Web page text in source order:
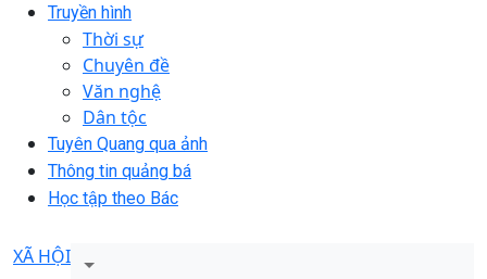
Truyền hình
Thời sự
Chuyên đề
Văn nghệ
Dân tộc
Tuyên Quang qua ảnh
Thông tin quảng bá
Học tập theo Bác
XÃ HỘI